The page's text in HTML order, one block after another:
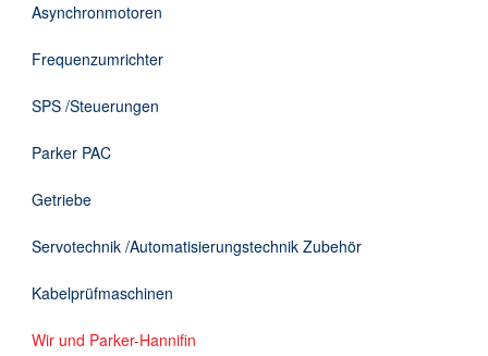
Asynchronmotoren
Frequenzumrichter
SPS /Steuerungen
Parker PAC
Getriebe
Servotechnik /Automatisierungstechnik Zubehör
Kabelprüfmaschinen
Wir und Parker-Hannifin